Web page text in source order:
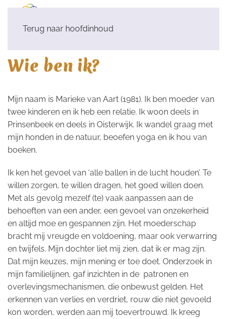
Terug naar hoofdinhoud
Wie ben ik?
Mijn naam is Marieke van Aart (1981). Ik ben moeder van
twee kinderen en ik heb een relatie. Ik woon deels in
Prinsenbeek en deels in Oisterwijk. Ik wandel graag met
mijn honden in de natuur, beoefen yoga en ik hou van
boeken.
Ik ken het gevoel van ‘alle ballen in de lucht houden’. Te
willen zorgen, te willen dragen, het goed willen doen.
Met als gevolg mezelf (te) vaak aanpassen aan de
behoeften van een ander, een gevoel van onzekerheid
en altijd moe en gespannen zijn. Het moederschap
bracht mij vreugde en voldoening, maar ook verwarring
en twijfels. Mijn dochter liet mij zien, dat ik er mag zijn.
Dat mijn keuzes, mijn mening er toe doet. Onderzoek in
mijn familielijnen, gaf inzichten in de patronen en
overlevingsmechanismen, die onbewust gelden. Het
erkennen van verlies en verdriet, rouw die niet gevoeld
kon worden, werden aan mij toevertrouwd. Ik kreeg